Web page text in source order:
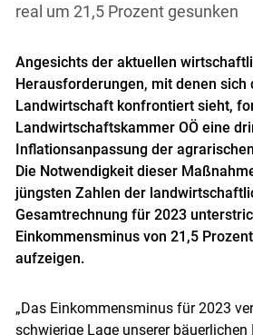
real um 21,5 Prozent gesunken
Angesichts der aktuellen
Herausforderungen, mit denen sich
Landwirtschaft konfrontiert sieht,
Landwirtschaftskammer OÖ eine
Inflationsanpassung der
Die Notwendigkeit dieser
jüngsten Zahlen der
Gesamtrechnung für 2023
Einkommensminus von 21,5
aufzeigen.
„Das Einkommensminus für 2023
schwierige Lage unserer bäuerlichen